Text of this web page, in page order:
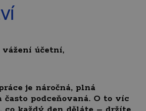
vážení účetní,
je náročná, plná
často podceňovaná. O to víc